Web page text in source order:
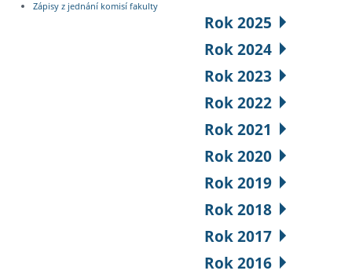
Zápisy z jednání komisí fakulty
Rok 2025
Rok 2024
Rok 2023
Rok 2022
Rok 2021
Rok 2020
Rok 2019
Rok 2018
Rok 2017
Rok 2016